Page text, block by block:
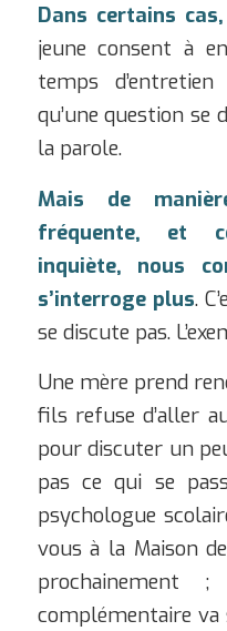
Dans certains
jeune consent à
temps
qu’une question
la parole.
Mais de
fréquente, et
inquiète, nous
s’interroge plus.
se discute pas.
Une mère prend
fils refuse d’aller
pour discuter un
pas ce qui se
psychologue
vous à la Maison
prochainement ;
complémentaire